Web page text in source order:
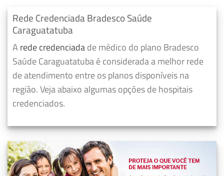
Rede Credenciada Bradesco Saúde
Caraguatatuba
A rede credenciadade médico do plano Bradesco
Saúde Caraguatatuba é considerada a melhor rede
de atendimento entre os planos disponíveis na
região. Veja abaixo algumas opções de hospitais
credenciados.